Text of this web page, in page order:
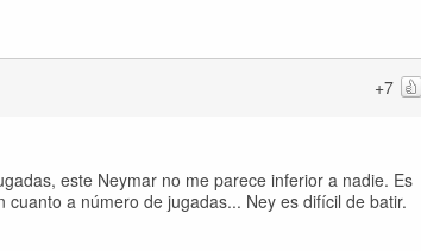
+7
este Neymar no me parece inferior a nadie. Es
a número de jugadas... Ney es difícil de batir.